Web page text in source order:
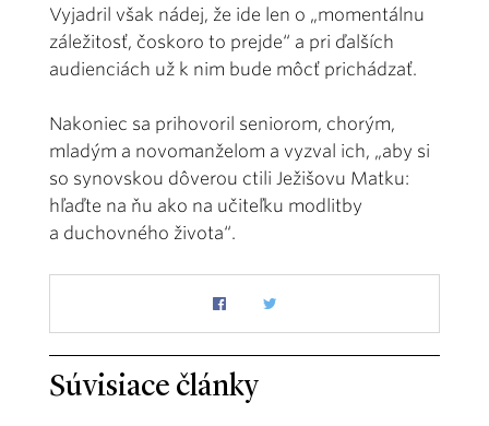
Vyjadril však nádej, že ide len o „momentálnu
záležitosť, čoskoro to prejde“ a pri ďalších
audienciách už k nim bude môcť prichádzať.
Nakoniec sa prihovoril seniorom, chorým,
mladým a novomanželom a vyzval ich, „aby si
so synovskou dôverou ctili Ježišovu Matku:
hľaďte na ňu ako na učiteľku modlitby
a duchovného života“.
Súvisiace články